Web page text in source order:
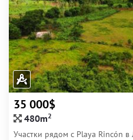
35 000$
480m2
Участки рядом с Playa Rincón в